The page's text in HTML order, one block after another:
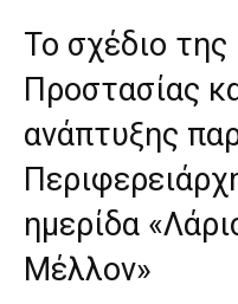
Το σχέδιο της
Προστασίας
ανάπτυξης
ημερίδα
Μέλλον»